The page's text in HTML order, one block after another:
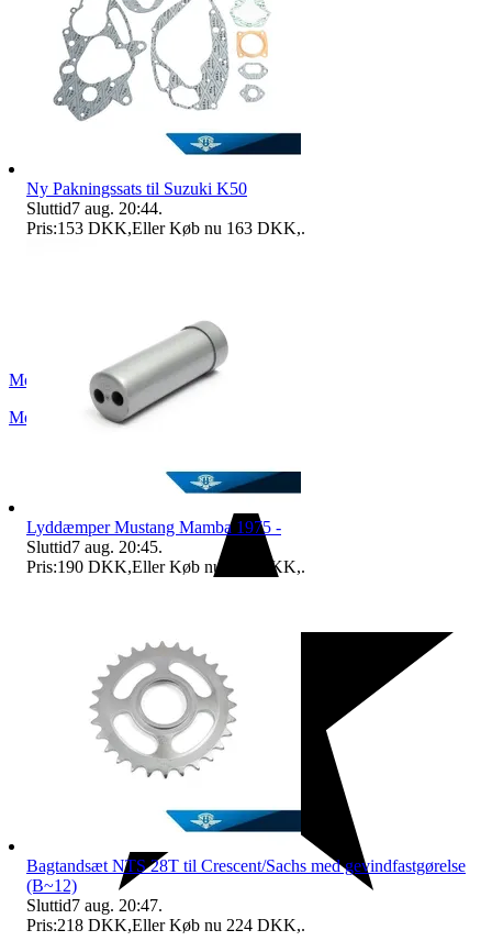
Mopedfantasterna.store
Moholm
Sverige
Ny Pakningssats til Suzuki K50
Sluttid7 aug. 20:44.
Pris:153 DKK,Eller Køb nu 163 DKK,.
Lyddæmper Mustang Mamba 1975 -
Sluttid7 aug. 20:45.
Pris:190 DKK,Eller Køb nu 197 DKK,.
Bagtandsæt NTS 28T til Crescent/Sachs med gevindfastgørelse
(B~12)
Sluttid7 aug. 20:47.
Pris:218 DKK,Eller Køb nu 224 DKK,.